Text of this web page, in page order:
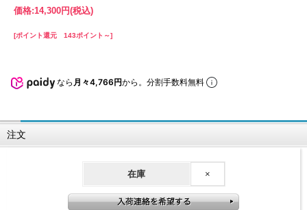
価格:14,300円(税込)
[ポイント還元 143ポイント～]
なら 月々4,766円から。分割手数料無料
注文
在庫 ×